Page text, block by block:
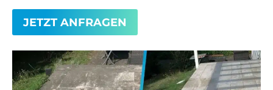
JETZT ANFRAGEN